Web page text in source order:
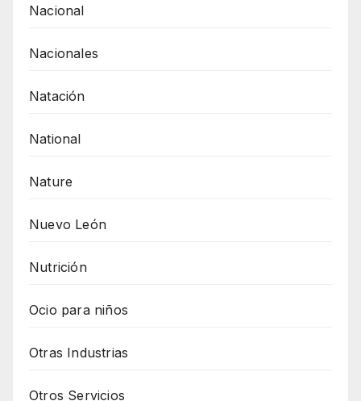
Nacional
Nacionales
Natación
National
Nature
Nuevo León
Nutrición
Ocio para niños
Otras Industrias
Otros Servicios